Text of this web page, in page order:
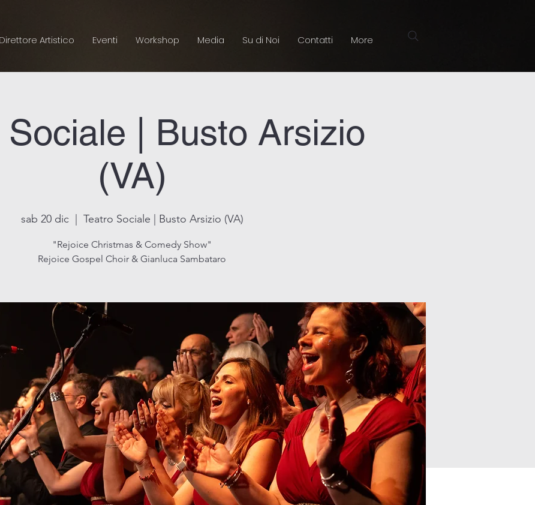
Direttore Artistico Eventi Workshop Media Su di Noi Contatti More
Sociale | Busto Arsizio
(VA)
sab 20 dic
  |
Teatro Sociale | Busto Arsizio (VA)
"Rejoice Christmas & Comedy Show"
Rejoice Gospel Choir & Gianluca Sambataro